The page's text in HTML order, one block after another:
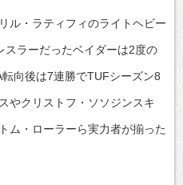
ル・ラティフィのライトヘビー
ラーだったベイダーは2度の
向後は7連勝でTUFシーズン8
やクリストフ・ソソジンスキ
ム・ローラーら実力者が揃った